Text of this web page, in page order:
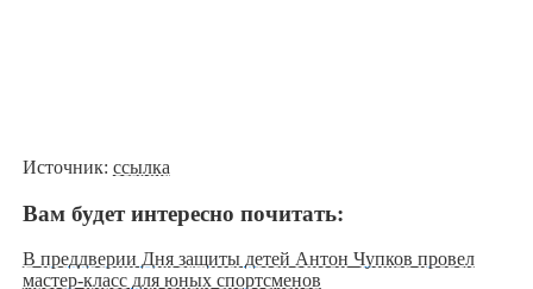
Источник: ссылка
Вам будет интересно почитать:
В преддверии Дня защиты детей Антон Чупков провел
мастер-класс для юных спортсменов